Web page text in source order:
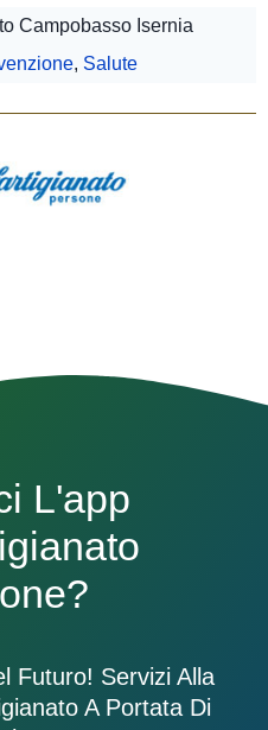
Campobasso Isernia
, Salute
L'app
Futuro! Servizi Alla
A Portata Di